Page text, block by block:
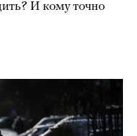
И кому точно